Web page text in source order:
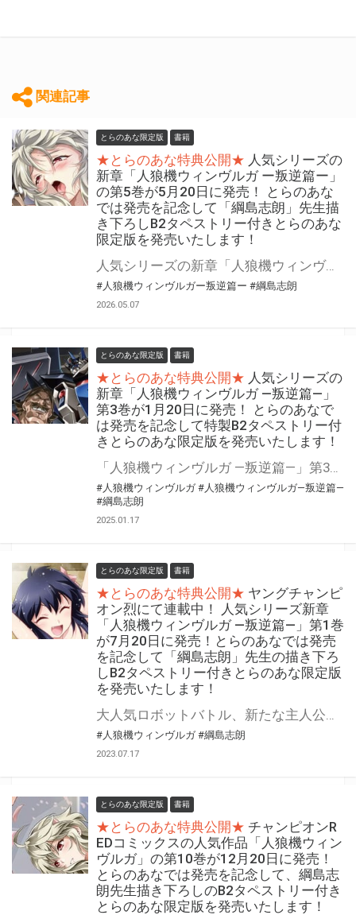
関連記事
とらのあな限定版 書籍
★とらのあな特典公開★ 人気シリーズの
新章「人狼機ウィンヴルガ ー叛逆篇ー」
の第5巻が5月20日に発売！ とらのあな
では発売を記念して「綱島志朗」先生描
き下ろしB2タペストリー付きとらのあな
限定版を発売いたします！
人気シリーズの新章「人狼機ウィンヴルガ ー叛逆篇ー」の第5巻が5月20日（水）に発売！ とらのあなでは発売を記念して「綱島志朗」先生描き下ろしB2タペストリー付きとらのあな限定版を発売いたします。 とらのあな限定版は数量限定となりますので是非お早めにお求めください！
#人狼機ウィンヴルガー叛逆篇ー #綱島志朗
2026.05.07
とらのあな限定版 書籍
★とらのあな特典公開★ 人気シリーズの
新章「人狼機ウィンヴルガ ―叛逆篇―」
第3巻が1月20日に発売！ とらのあなで
は発売を記念して特製B2タペストリー付
きとらのあな限定版を発売いたします！
#人狼機ウィンヴルガ #人狼機ウィンヴルガ―叛逆篇―
#綱島志朗
2025.01.17
とらのあな限定版 書籍
★とらのあな特典公開★ ヤングチャンピ
オン烈にて連載中！ 人気シリーズ新章
「人狼機ウィンヴルガ ―叛逆篇―」第1巻
が7月20日に発売！とらのあなでは発売
を記念して「綱島志朗」先生の描き下ろ
しB2タペストリー付きとらのあな限定版
を発売いたします！
#人狼機ウィンヴルガ #綱島志朗
2023.07.17
とらのあな限定版 書籍
★とらのあな特典公開★ チャンピオンR
EDコミックスの人気作品「人狼機ウィン
ヴルガ」の第10巻が12月20日に発売！
とらのあなでは発売を記念して、綱島志
朗先生描き下ろしのB2タペストリー付き
とらのあな限定版を発売いたします！